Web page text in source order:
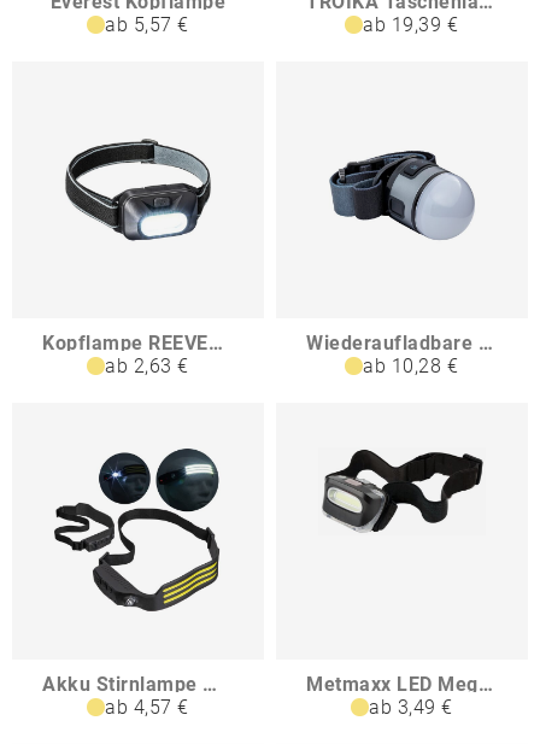
ab 5,57 €
ab 19,39 €
Kopflampe REEVES-PEORÍA
ab 2,63 €
Wiederaufladbare Multifunktions Kopflampe REEVES-CLERDON
ab 10,28 €
Akku Stirnlampe mit COB Leuchten LUISA
ab 4,57 €
Metmaxx LED MegaBeam Kopflampe TopCOB
ab 3,49 €